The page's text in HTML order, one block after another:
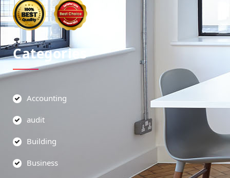
Categories
Accounting
audit
Building
Business